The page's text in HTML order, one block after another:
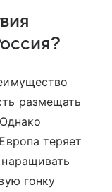
размещать
теряет
гонку